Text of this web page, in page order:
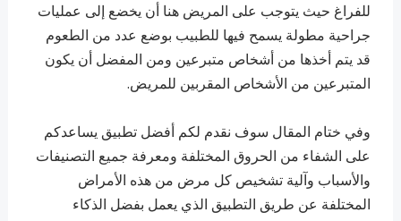
للفراغ حيث يتوجب على المريض هنا أن يخضع إلى عمليات
جراحية مطولة يسمح فيها للطبيب بوضع عدد من الطعوم
قد يتم أخذها من أشخاص متبرعين ومن المفضل أن يكون
المتبرعين من الأشخاص المقربين للمريض.
وفي ختام المقال سوف نقدم لكم أفضل تطبيق يساعدكم
على الشفاء من الحروق المختلفة ومعرفة جميع التصنيفات
والأسباب وآلية تشخيص كل مرض من هذه الأمراض
المختلفة عن طريق التطبيق الذي يعمل بفضل الذكاء